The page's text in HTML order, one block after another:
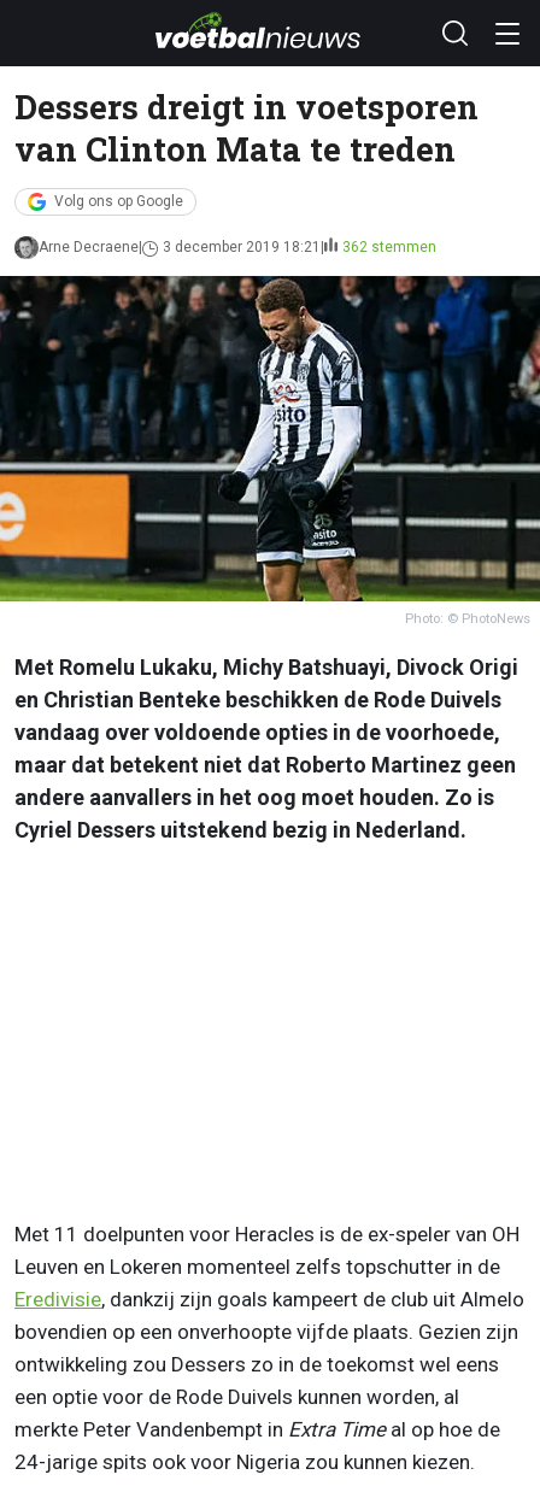
Dessers dreigt in voetsporen
van Clinton Mata te treden
Volg ons op Google
Arne Decraene 3 december 2019 18:21 362 stemmen
Photo: © PhotoNews
Met Romelu Lukaku, Michy Batshuayi, Divock Origi
en Christian Benteke beschikken de Rode Duivels
vandaag over voldoende opties in de voorhoede,
maar dat betekent niet dat Roberto Martinez geen
andere aanvallers in het oog moet houden. Zo is
Cyriel Dessers uitstekend bezig in Nederland.
Met 11 doelpunten voor Heracles is de ex-speler van OH
Leuven en Lokeren momenteel zelfs topschutter in de
Eredivisie, dankzij zijn goals kampeert de club uit Almelo
bovendien op een onverhoopte vijfde plaats. Gezien zijn
ontwikkeling zou Dessers zo in de toekomst wel eens
een optie voor de Rode Duivels kunnen worden, al
merkte Peter Vandenbempt in Extra Time al op hoe de
24-jarige spits ook voor Nigeria zou kunnen kiezen.